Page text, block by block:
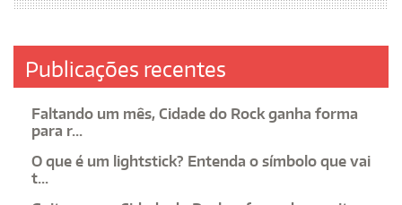
Publicações recentes
Faltando um mês, Cidade do Rock ganha forma
para r...
O que é um lightstick? Entenda o símbolo que vai
t...